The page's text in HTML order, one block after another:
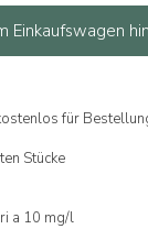
Einkaufswagen
für
Stücke
a 10 mg/l